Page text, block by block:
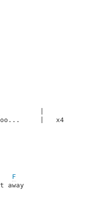
doo...     |   x4
F
Little Joe never once gave it away